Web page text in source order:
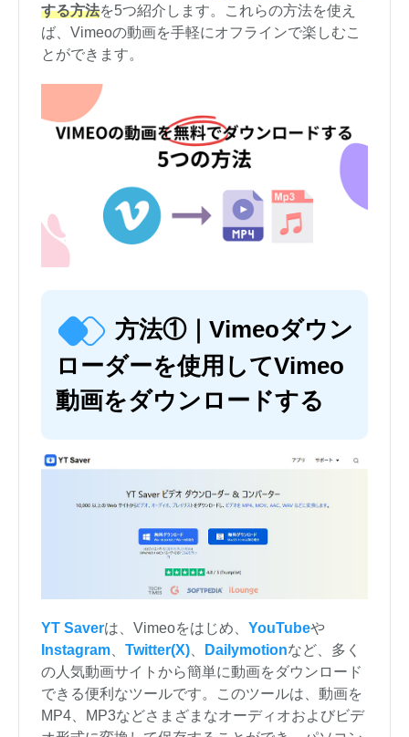
する方法を5つ紹介します。これらの方法を使え
ば、Vimeoの動画を手軽にオフラインで楽しむこ
とができます。
方法①｜Vimeoダウン
ローダーを使用してVimeo
動画をダウンロードする
YT Saverは、Vimeoをはじめ、 YouTubeや
Instagram
Twitter(X) Dailymotionなど、多く
の人気動画サイトから簡単に動画をダウンロード
できる便利なツールです。このツールは、動画を
MP4、MP3などさまざまなオーディオおよびビデ